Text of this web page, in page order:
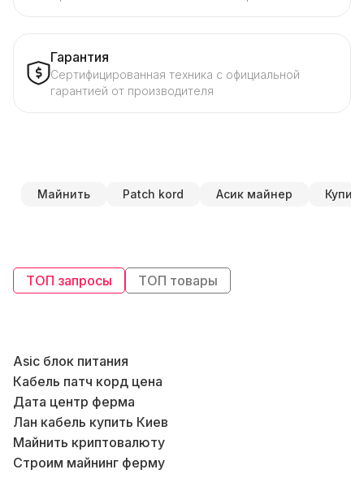
Гарантия
Сертифицированная техника с официальной
гарантией от производителя
Майнить Patch kord Асик майнер
ТОП запросы ТОП товары
Asic блок питания
Кабель патч корд цена
Дата центр ферма
Лан кабель купить Киев
Майнить криптовалюту
Строим майнинг ферму